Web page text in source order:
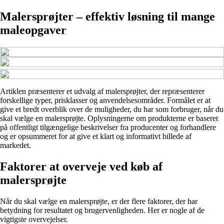
Malersprøjter – effektiv løsning til mange
maleopgaver
Artiklen præsenterer et udvalg af malersprøjter, der repræsenterer
forskellige typer, prisklasser og anvendelsesområder. Formålet er at
give et bredt overblik over de muligheder, du har som forbruger, når du
skal vælge en malersprøjte. Oplysningerne om produkterne er baseret
på offentligt tilgængelige beskrivelser fra producenter og forhandlere
og er opsummeret for at give et klart og informativt billede af
markedet.
Faktorer at overveje ved køb af
malersprøjte
Når du skal vælge en malersprøjte, er der flere faktorer, der har
betydning for resultatet og brugervenligheden. Her er nogle af de
vigtigste overvejelser.